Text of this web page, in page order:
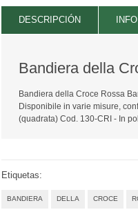
DESCRIPCIÓN INFO
Bandiera della
Bandiera della Croce Rossa
Disponibile in varie misure,
(quadrata) Cod. 130-CRI - In
Etiquetas:
BANDIERA DELLA CROCE